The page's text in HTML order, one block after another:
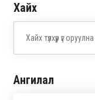
Хайх
Ангилал